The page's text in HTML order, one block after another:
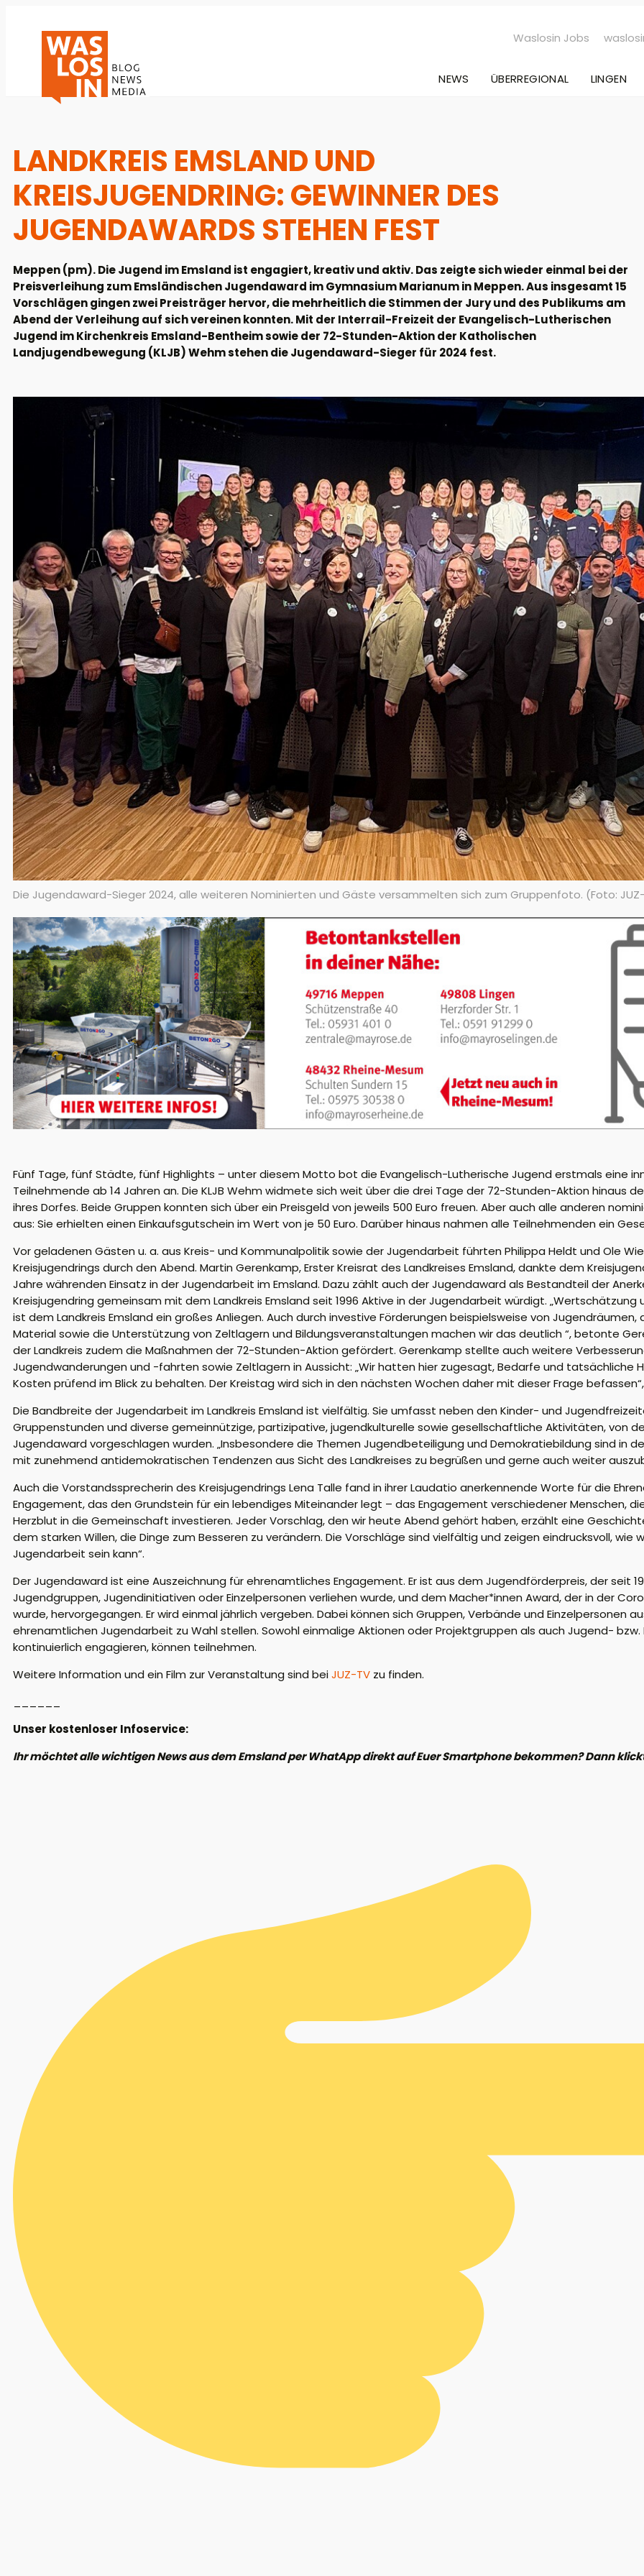
Waslosin Jobs
NEWS ÜBERREGIONAL LINGEN
LANDKREIS EMSLAND UND
KREISJUGENDRING: GEWINNER DES
JUGENDAWARDS STEHEN FEST
Meppen (pm). Die Jugend im Emsland ist engagiert, kreativ und aktiv. Das zeigte sich wieder einmal bei der
Preisverleihung zum Emsländischen Jugendaward im Gymnasium Marianum in Meppen. Aus insgesamt 15
Vorschlägen gingen zwei Preisträger hervor, die mehrheitlich die Stimmen der Jury und des Publikums am
Abend der Verleihung auf sich vereinen konnten. Mit der Interrail-Freizeit der Evangelisch-Lutherischen
Jugend im Kirchenkreis Emsland-Bentheim sowie der 72-Stunden-Aktion der Katholischen
Landjugendbewegung (KLJB) Wehm stehen die Jugendaward-Sieger für 2024 fest.
Die Jugendaward-Sieger 2024, alle weiteren Nominierten und Gäste versammelten sich zum Gruppenfoto. (Foto:
Fünf Tage, fünf Städte, fünf Highlights – unter diesem Motto bot die Evangelisch-Lutherische Jugend erstmals eine
Teilnehmende ab 14 Jahren an. Die KLJB Wehm widmete sich weit über die drei Tage der 72-Stunden-Aktion hinaus
ihres Dorfes. Beide Gruppen konnten sich über ein Preisgeld von jeweils 500 Euro freuen. Aber auch alle anderen
aus: Sie erhielten einen Einkaufsgutschein im Wert von je 50 Euro. Darüber hinaus nahmen alle Teilnehmenden ein
Vor geladenen Gästen u. a. aus Kreis- und Kommunalpolitik sowie der Jugendarbeit führten Philippa Heldt und Ole
Kreisjugendrings durch den Abend. Martin Gerenkamp, Erster Kreisrat des Landkreises Emsland, dankte dem
Jahre währenden Einsatz in der Jugendarbeit im Emsland. Dazu zählt auch der Jugendaward als Bestandteil der
Kreisjugendring gemeinsam mit dem Landkreis Emsland seit 1996 Aktive in der Jugendarbeit würdigt.
ist dem Landkreis Emsland ein großes Anliegen. Auch durch investive Förderungen beispielsweise von Jugendräumen,
Material sowie die Unterstützung von Zeltlagern und Bildungsveranstaltungen machen wir das deutlich “, betonte
der Landkreis zudem die Maßnahmen der 72-Stunden-Aktion gefördert. Gerenkamp stellte auch weitere
Jugendwanderungen und -fahrten sowie Zeltlagern in Aussicht: „Wir hatten hier zugesagt, Bedarfe und tatsächliche
Kosten prüfend im Blick zu behalten. Der Kreistag wird sich in den nächsten Wochen daher mit dieser Frage
Die Bandbreite der Jugendarbeit im Landkreis Emsland ist vielfältig. Sie umfasst neben den Kinder- und
Gruppenstunden und diverse gemeinnützige, partizipative, jugendkulturelle sowie gesellschaftliche Aktivitäten, von
Jugendaward vorgeschlagen wurden. „Insbesondere die Themen Jugendbeteiligung und Demokratiebildung sind in
mit zunehmend antidemokratischen Tendenzen aus Sicht des Landkreises zu begrüßen und gerne auch weiter
Auch die Vorstandssprecherin des Kreisjugendrings Lena Talle fand in ihrer Laudatio anerkennende Worte für die
Engagement, das den Grundstein für ein lebendiges Miteinander legt – das Engagement verschiedener Menschen,
Herzblut in die Gemeinschaft investieren. Jeder Vorschlag, den wir heute Abend gehört haben, erzählt eine
dem starken Willen, die Dinge zum Besseren zu verändern. Die Vorschläge sind vielfältig und zeigen eindrucksvoll, wie
Jugendarbeit sein kann“.
Der Jugendaward ist eine Auszeichnung für ehrenamtliches Engagement. Er ist aus dem Jugendförderpreis, der seit
Jugendgruppen, Jugendinitiativen oder Einzelpersonen verliehen wurde, und dem Macher*innen Award, der in der
wurde, hervorgegangen. Er wird einmal jährlich vergeben. Dabei können sich Gruppen, Verbände und Einzelpersonen
ehrenamtlichen Jugendarbeit zu Wahl stellen. Sowohl einmalige Aktionen oder Projektgruppen als auch Jugend- bzw.
kontinuierlich engagieren, können teilnehmen.
Weitere Information und ein Film zur Veranstaltung sind beiJUZ-TV zu finden.
Unser kostenloser Infoservice:
Ihr möchtet alle wichtigen News aus dem Emsland per WhatApp direkt auf Euer Smartphone bekommen? Dann